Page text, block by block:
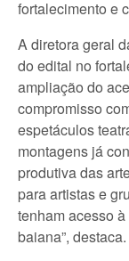
fortalecimento e
A diretora geral
do edital no
ampliação do
compromisso
espetáculos
montagens já
produtiva das
para artistas e
tenham acesso
baiana”, destaca.